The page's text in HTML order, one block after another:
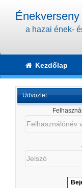
a hazai ének-
Kezdőlap
Üdvözlet